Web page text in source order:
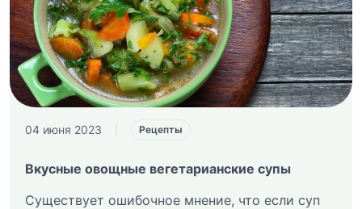
04 июня 2023 Рецепты
Вкусные овощные вегетарианские супы
Существует ошибочное мнение, что если суп